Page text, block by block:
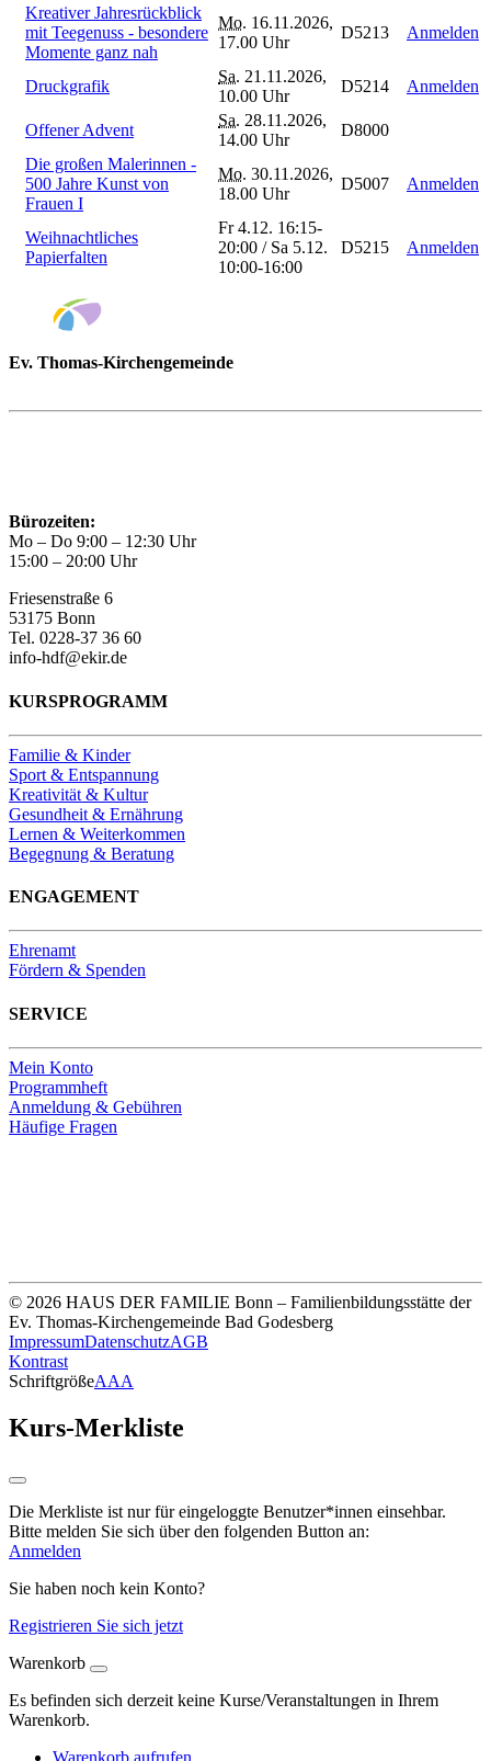
Kreativer Jahresrückblick
mit Teegenuss - besondere
Momente ganz nah
Mo. 16.11.2026,
17.00 Uhr
D5213 Anmelden
Druckgrafik
Sa. 21.11.2026,
10.00 Uhr
D5214 Anmelden
Offener Advent
Sa. 28.11.2026,
14.00 Uhr
D8000
Die großen Malerinnen -
500 Jahre Kunst von
Frauen I
Mo. 30.11.2026,
18.00 Uhr
D5007 Anmelden
Weihnachtliches
Papierfalten
Fr 4.12. 16:15-
20:00 / Sa 5.12.
10:00-16:00
D5215 Anmelden
Ev. Thomas-Kirchengemeinde
Bürozeiten:
Mo – Do 9:00 – 12:30 Uhr
15:00 – 20:00 Uhr
Friesenstraße 6
53175 Bonn
Tel. 0228-37 36 60
info-hdf@ekir.de
KURSPROGRAMM
Familie & Kinder
Sport & Entspannung
Kreativität & Kultur
Gesundheit & Ernährung
Lernen & Weiterkommen
Begegnung & Beratung
ENGAGEMENT
Ehrenamt
Fördern & Spenden
SERVICE
Mein Konto
Programmheft
Anmeldung & Gebühren
Häufige Fragen
© 2026 HAUS DER FAMILIE Bonn – Familienbildungsstätte der
Ev. Thomas-Kirchengemeinde Bad Godesberg
ImpressumDatenschutzAGB
Kontrast
SchriftgrößeAAA
Kurs-Merkliste
Die Merkliste ist nur für eingeloggte Benutzer*innen einsehbar.
Bitte melden Sie sich über den folgenden Button an:
Anmelden
Sie haben noch kein Konto?
Registrieren Sie sich jetzt
Warenkorb
Es befinden sich derzeit keine Kurse/Veranstaltungen in Ihrem
Warenkorb.
Warenkorb aufrufen